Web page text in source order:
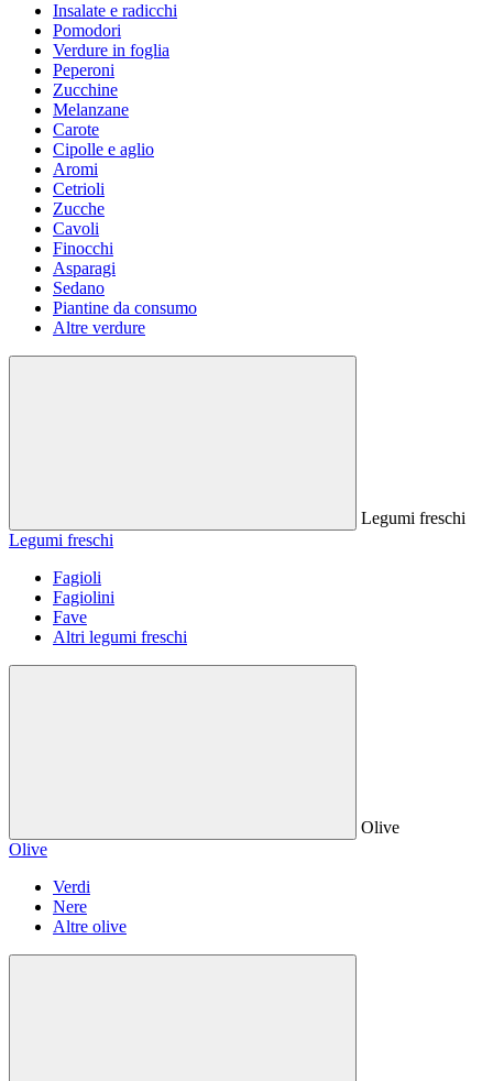
Insalate e radicchi
Pomodori
Verdure in foglia
Peperoni
Zucchine
Melanzane
Carote
Cipolle e aglio
Aromi
Cetrioli
Zucche
Cavoli
Finocchi
Asparagi
Sedano
Piantine da consumo
Altre verdure
Legumi freschi
Legumi freschi
Fagioli
Fagiolini
Fave
Altri legumi freschi
Olive
Olive
Verdi
Nere
Altre olive